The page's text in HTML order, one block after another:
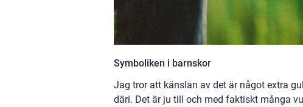
Symboliken i barnskor
Jag tror att känslan av det är något extra
däri. Det är ju till och med faktiskt många